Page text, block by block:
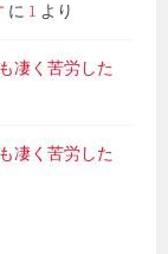
に 1 より
凄く苦労した
凄く苦労した